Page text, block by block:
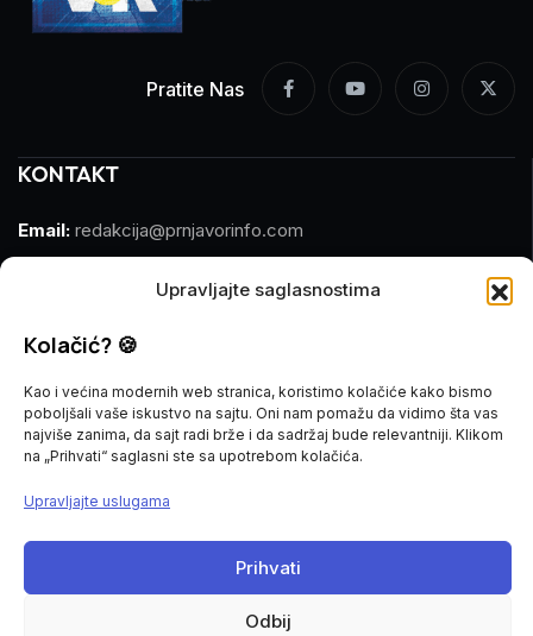
Upravljajte saglasnostima
Kolačić? 🍪
Kao i većina modernih web stranica, koristimo kolačiće kako bismo
poboljšali vaše iskustvo na sajtu. Oni nam pomažu da vidimo šta vas
najviše zanima, da sajt radi brže i da sadržaj bude relevantniji. Klikom
na „Prihvati“ saglasni ste sa upotrebom kolačića.
Upravljajte uslugama
Prihvati
Odbij
Pratite Nas
KONTAKT
Email: redakcija@prnjavorinfo.com
MARKETING
Email: marketing@prnjavorinfo.com
Telefon:(+387)065 955 355
POŠALJI VIJEST
Imate vijest za nas? Javite nam se na
redakcija@prnjavorinfo.com